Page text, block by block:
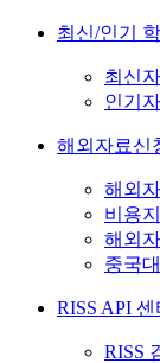
최신/인기
최신
인기
해외자료신
해외
비용
해외
중국
RISS API 센
RISS